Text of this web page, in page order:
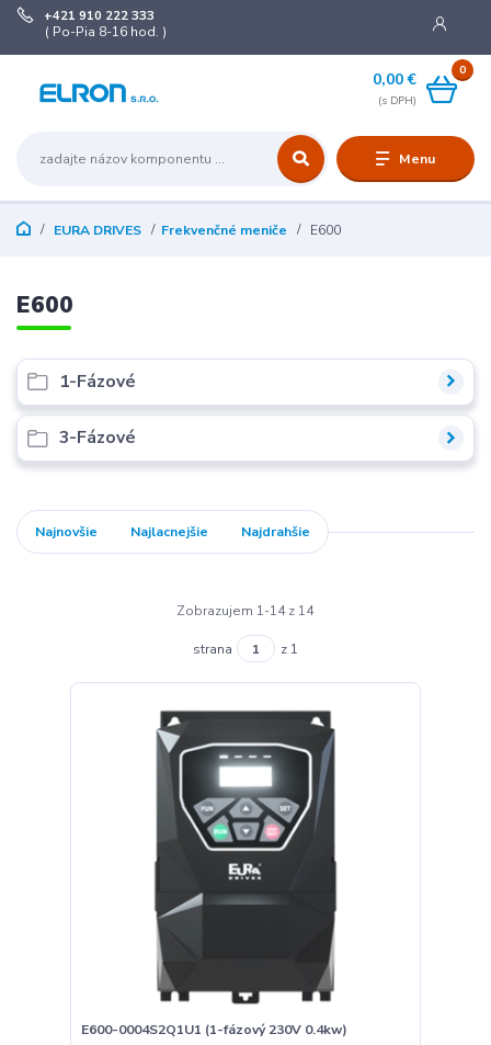
Menu
+421 910 222 333
( Po-Pia 8-16 hod. )
0
0,00 €
EURA DRIVES Frekvenčné meniče E600
E600
1-Fázové
3-Fázové
Najnovšie Najlacnejšie Najdrahšie
Zobrazujem 1-14 z 14
strana z 1
E600-0004S2Q1U1 (1-fázový 230V 0.4kw)